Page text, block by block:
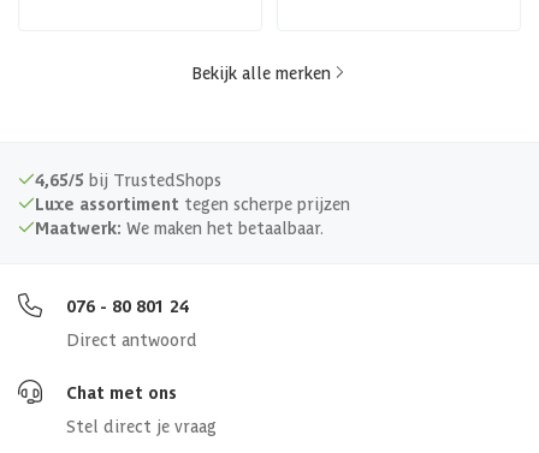
Bekijk alle merken
4,65/5 bij TrustedShops
Luxe assortiment tegen scherpe prijzen
Maatwerk: We maken het betaalbaar.
076 - 80 801 24
Direct antwoord
Chat met ons
Stel direct je vraag